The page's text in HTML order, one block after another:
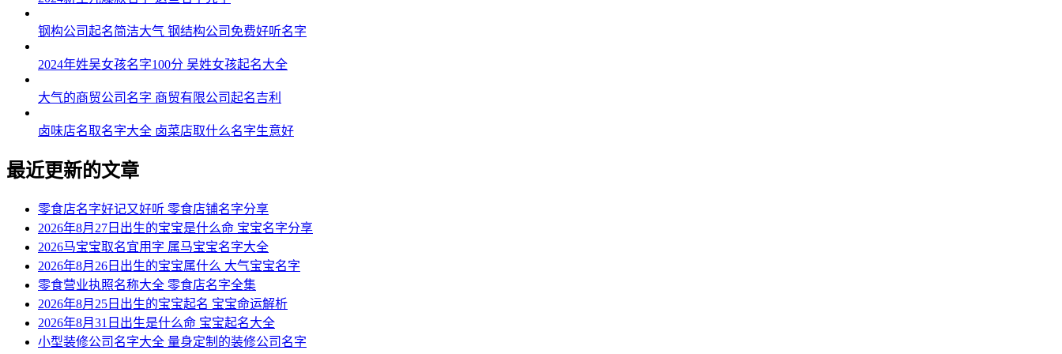
钢构公司起名简洁大气 钢结构公司免费好听名字
2024年姓吴女孩名字100分 吴姓女孩起名大全
大气的商贸公司名字 商贸有限公司起名吉利
卤味店名取名字大全 卤菜店取什么名字生意好
最近更新的文章
零食店名字好记又好听 零食店铺名字分享
2026年8月27日出生的宝宝是什么命 宝宝名字分享
2026马宝宝取名宜用字 属马宝宝名字大全
2026年8月26日出生的宝宝属什么 大气宝宝名字
零食营业执照名称大全 零食店名字全集
2026年8月25日出生的宝宝起名 宝宝命运解析
2026年8月31日出生是什么命 宝宝起名大全
小型装修公司名字大全 量身定制的装修公司名字